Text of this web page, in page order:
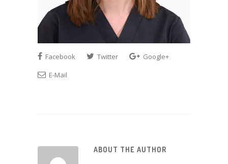
Facebook Twitter
Google+
E-Mail
ABOUT THE AUTHOR